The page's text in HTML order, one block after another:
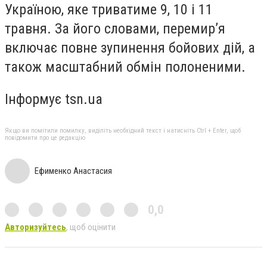
Україною, яке триватиме 9, 10 і 11
травня. За його словами, перемир’я
включає повне зупинення бойових дій, а
також масштабний обмін полоненими.
Інформує tsn.ua
Якщо ви помітили помилку, виділіть необхідний текст і натисніть Ctrl + Enter, щоб
повідомити про це редакцію
Ефименко Анастасия
0,0
Авторизуйтесь, щоб оцінити